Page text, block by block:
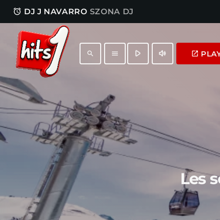
access_alarm DJ J NAVARRO SZONA DJ
search menu play_arrow volume_up launch
Les